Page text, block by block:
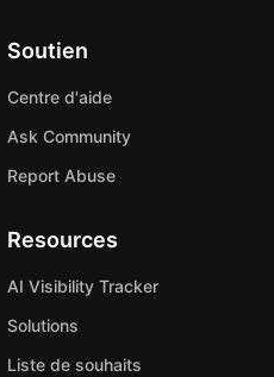
Soutien
Centre d'aide
Ask Community
Report Abuse
Resources
AI Visibility Tracker
Solutions
Liste de souhaits